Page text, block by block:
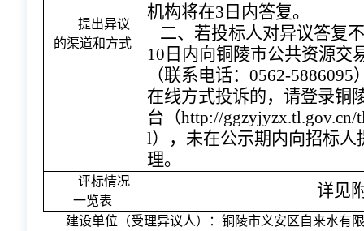
提出异议
的渠道和方式
机构将在3日内答复。
二、若投标人对异议答复
10日内向铜陵市公共资源交
（联系电话：0562-
在线方式投诉的，请登录铜
台（http://
l），未在公示期内向招标人
理。
评标情况
一览表
详见
建设单位 （受理异议人） ： 铜陵市义安区自来水有